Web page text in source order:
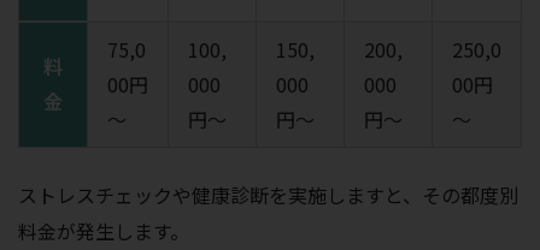
料
金
75,0
00円
～
100,
000
円～
150,
000
円～
200,
000
円～
250,0
00円
～
ストレスチェックや健康診断を実施しますと、その都度別
料金が発生します。